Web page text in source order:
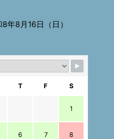
年8月16日（日）
T F S
1
6 7 8